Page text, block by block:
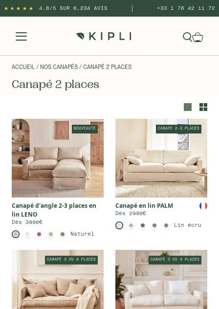
4.8/5 SUR 6,234 AVIS +33 1 76 42 11 72
ACCUEIL / NOS CANAPÉS / CANAPÉ 2 PLACES
Canapé 2 places
NOUVEAUTÉ
Canapé d'angle 2-3 places en
lin LENO
Dès 3990€
Naturel
CANAPÉ 2-3 PLACES
Canapé en lin PALM
Dès 2990€
Lin écru
CANAPÉ 3 OU 4 PLACES CANAPÉ 3 OU 4 PLACES